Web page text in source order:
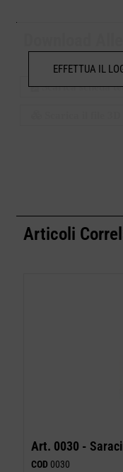
Scarica scheda
EFFETTUA IL
Articoli
Art. 0030 -
COD 0030